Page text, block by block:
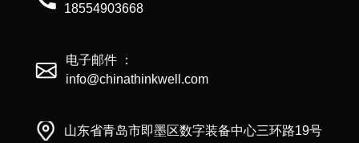
18554903668
电子邮件 ：
info@chinathinkwell.com
山东省青岛市即墨区数字装备中心三环路19号